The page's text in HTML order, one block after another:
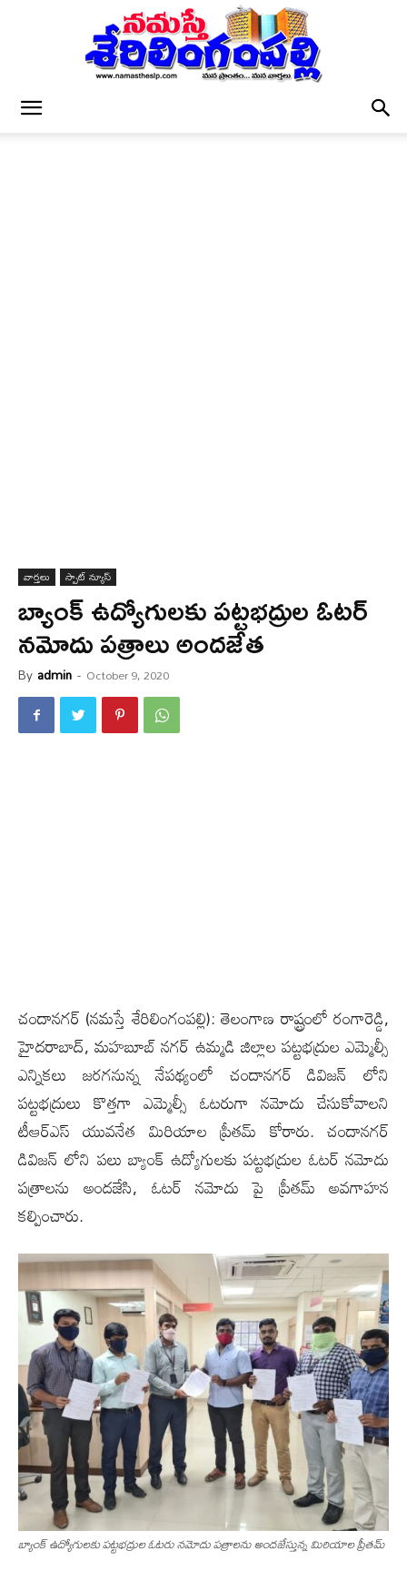
వార్త‌లు స్పాట్ న్యూస్
బ్యాంక్ ఉద్యోగులకు పట్టభద్రుల ఓటర్
నమోదు పత్రాలు అంద‌జేత‌
By admin - October 9, 2020
చందాన‌గ‌ర్‌‌ (న‌మ‌స్తే శేరిలింగంప‌ల్లి): తెలంగాణ రాష్ట్రంలో రంగారెడ్డి,
హైదరాబాద్, మహబూబ్ నగర్ ఉమ్మడి జిల్లాల పట్టభద్రుల ఎమ్మెల్సీ
ఎన్నికలు జరగనున్న నేపథ్యంలో చందానగర్ డివిజన్ లోని
పట్టభద్రులు కొత్తగా ఎమ్మెల్సీ ఓటరుగా నమోదు చేసుకోవాలని
టీఆర్ఎస్ యువనేత మిరియాల ప్రీతమ్ కోరారు. చందానగర్
డివిజన్ లోని పలు బ్యాంక్ ఉద్యోగులకు పట్టభద్రుల ఓటర్ నమోదు
పత్రాల‌ను అందజేసి, ఓటర్ నమోదు పై ప్రీతమ్ అవగాహన
కల్పించారు.
బ్యాంక్ ఉద్యోగుల‌కు ప‌ట్ట‌భ‌ద్రుల ఓట‌రు న‌మోదు ప‌త్రాల‌ను అంద‌జేస్తున్న మిరియాల ప్రీతమ్